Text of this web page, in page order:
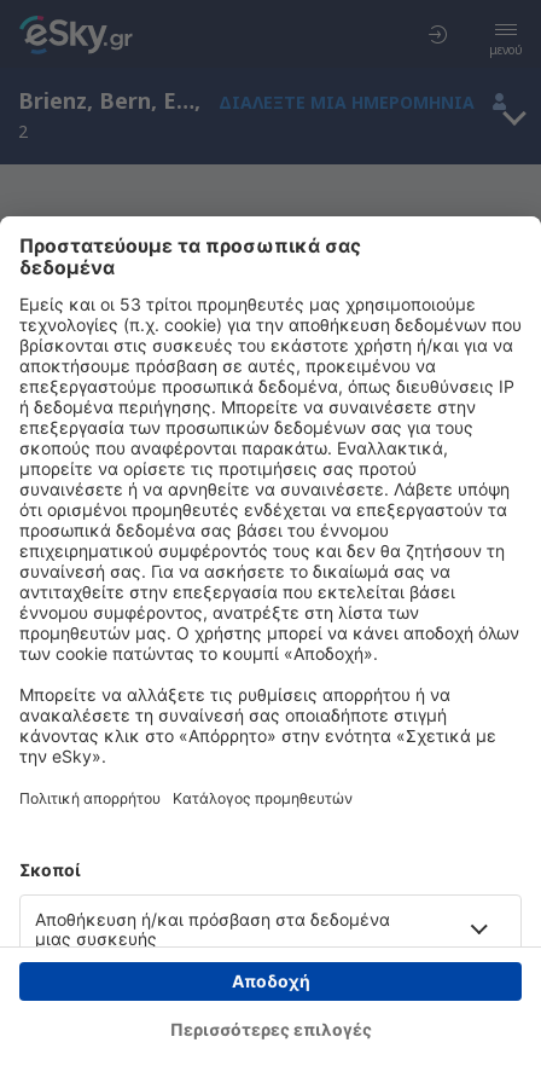
μενού
Brienz, Bern, Ελβετία,
ΔΙΑΛΈΞΤΕ ΜΙΑ ΗΜΕΡΟΜΗΝΊΑ
2
Μας συγχωρείτε, δεν υπάρχουν
αποτελέσματα για την αναζήτησή σας
Προσπαθήστε να κάνετε αναζήτηση με διαφορετικά κριτήρια
Copyright © eSky.gr. Με την επιφύλαξη παντός νομίμου δικαιώματος.